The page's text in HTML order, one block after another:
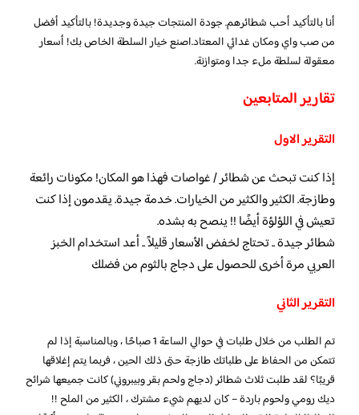
أنا بالتأكيد أحب شطائرهم. جودة المنتجات جيدة وجديدة! بالتأكيد أفضل
من صب واي ومكان غدائي المعتاد.اصنع خيار السلطة الخاص بك! أسعار
معقولة لسلطة ملء جدا ومتوازنة.
تقارير المتابعين
التقرير الاول
إذا كنت تبحث عن شطائر / غواصات فهذا هو المكان! مكونات رائعة
وطازجة. الكثير والكثير من الخيارات. خدمة جيدة. يقدمون إذا كنت
تعيش في اللؤلؤة أيضًا !! ينصح به بشده.
شطائر جيدة .. تحتاج لخفض الأسعار قليلاً .. أعد استخدام الخبز
العربي مرة أخرى للحصول على دجاج بالثوم من فضلك
التقرير الثاني
تم الطلب من خلال طلبات في حوالي الساعة 1 صباحًا ، وبالمناسبة إذا لم
تتمكن من الحفاظ على طلباتك طازجة حتى ذلك الحين ، فربما يتم إغلاقها
قريبًا؟ لقد طلبت ثلاث شطائر (دجاج ولحم بقر وبيبروني) كانت جميعها شرائح
ديك رومي ولحوم باردة – كان لديهم شيء مشترك ، الكثير من الملح !!